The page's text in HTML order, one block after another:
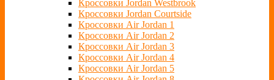
Кроссовки Jordan Westbrook
Кроссовки Jordan Courtside
Кроссовки Air Jordan 1
Кроссовки Air Jordan 2
Кроссовки Air Jordan 3
Кроссовки Air Jordan 4
Кроссовки Air Jordan 5